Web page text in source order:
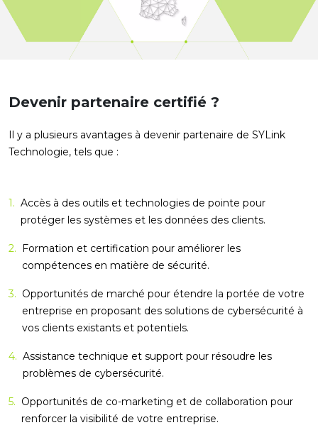
Devenir partenaire certifié ?
Il y a plusieurs avantages à devenir partenaire de SYLink
Technologie, tels que :
1. Accès à des outils et technologies de pointe pour
protéger les systèmes et les données des clients.
2.
Formation et certification pour améliorer les
compétences en matière de sécurité.
3. Opportunités de marché pour étendre la portée de votre
entreprise en proposant des solutions de cybersécurité à
vos clients existants et potentiels.
4. Assistance technique et support pour résoudre les
problèmes de cybersécurité.
5. Opportunités de co-marketing et de collaboration pour
renforcer la visibilité de votre entreprise.